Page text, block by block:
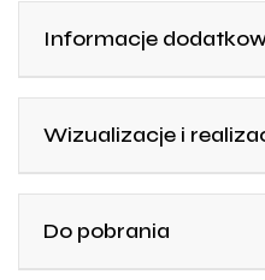
Informacje
Wizualizacje i
Do pobrania